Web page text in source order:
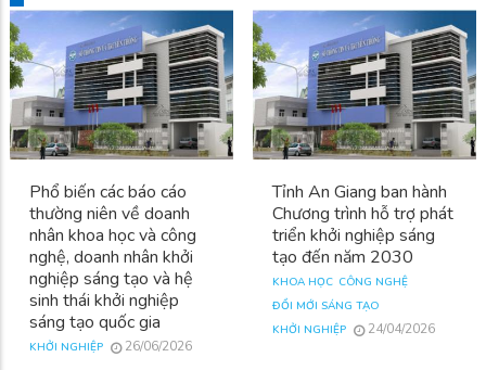
Phổ biến các báo cáo
thường niên về doanh
nhân khoa học và công
nghệ, doanh nhân khởi
nghiệp sáng tạo và hệ
sinh thái khởi nghiệp
sáng tạo quốc gia
KHỞI NGHIỆP 26/06/2026
Tỉnh An Giang ban hành
Chương trình hỗ trợ phát
triển khởi nghiệp sáng
tạo đến năm 2030
KHOA HỌC CÔNG NGHỆ
ĐỔI MỚI SÁNG TẠO
KHỞI NGHIỆP
24/04/2026